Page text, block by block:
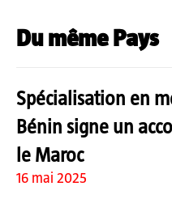
Du même Pays
Spécialisation en
Bénin signe un
le Maroc
16 mai 2025